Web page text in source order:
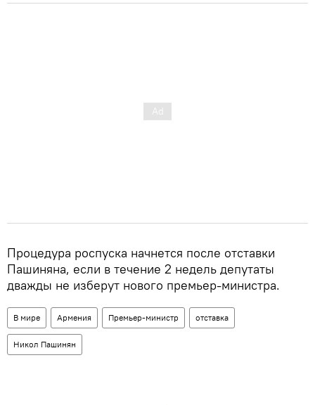
Процедура роспуска начнется после отставки
Пашиняна, если в течение 2 недель депутаты
дважды не изберут нового премьер-министра.
В мире Армения Премьер-министр отставка
Никол Пашинян